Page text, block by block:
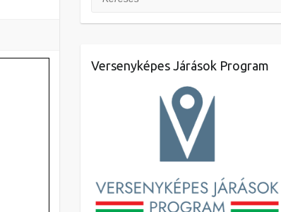
Versenyképes Járások Program